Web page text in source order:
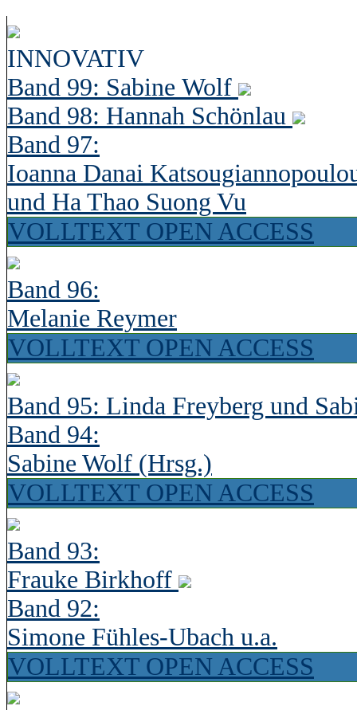
INNOVATIV
Band 99: Sabine Wolf
Band 98: Hannah Schönlau
Band 97:
Ioanna Danai
und Ha Thao Suong Vu
VOLLTEXT OPEN ACCESS
Band 96:
Melanie Reymer
VOLLTEXT OPEN ACCESS
Band 95: Linda Freyberg und
Band 94:
Sabine Wolf (Hrsg.)
VOLLTEXT OPEN ACCESS
Band 93:
Frauke Birkhoff
Band 92:
Simone Fühles-Ubach u.a.
VOLLTEXT OPEN ACCESS